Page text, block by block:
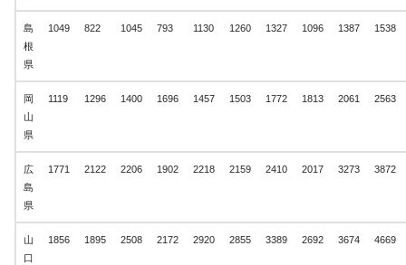
島
根
県
1049 822 1045 793 1130 1260 1327 1096 1387 1538
岡
山
県
1119 1296 1400 1696 1457 1503 1772 1813 2061 2563
広
島
県
1771 2122 2206 1902 2218 2159 2410 2017 3273 3872
山
口
1856 1895 2508 2172 2920 2855 3389 2692 3674 4669